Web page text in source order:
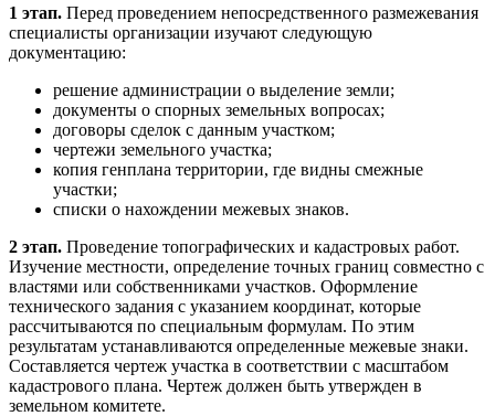
1 этап. Перед проведением непосредственного размежевания
специалисты организации изучают следующую
документацию:
решение администрации о выделение земли;
документы о спорных земельных вопросах;
договоры сделок с данным участком;
чертежи земельного участка;
копия генплана территории, где видны смежные
участки;
списки о нахождении межевых знаков.
2 этап. Проведение топографических и кадастровых работ.
Изучение местности, определение точных границ совместно с
властями или собственниками участков. Оформление
технического задания с указанием координат, которые
рассчитываются по специальным формулам. По этим
результатам устанавливаются определенные межевые знаки.
Составляется чертеж участка в соответствии с масштабом
кадастрового плана. Чертеж должен быть утвержден в
земельном комитете.